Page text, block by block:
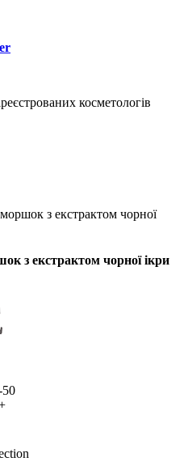
косметологів
з екстрактом чорної
з екстрактом чорної ікри
50